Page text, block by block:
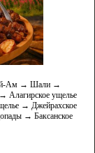
Ам → Шали →
Алагирское ущелье
→ Джейрахское
→ Баксанское